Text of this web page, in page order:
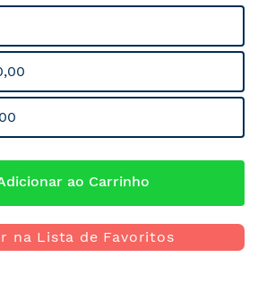
ao Carrinho
na Lista de Favoritos